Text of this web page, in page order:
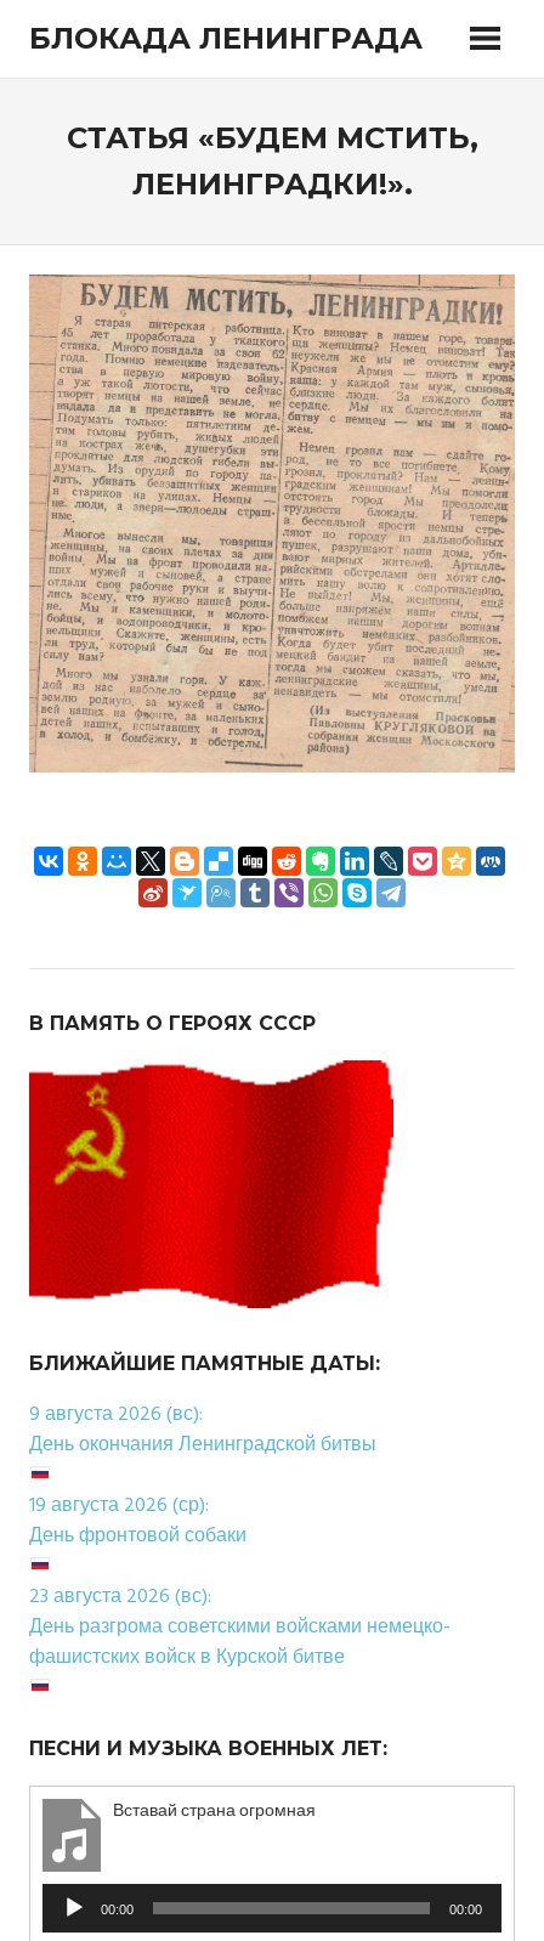
содержимому
БЛОКАДА ЛЕНИНГРАДА
СТАТЬЯ «БУДЕМ МСТИТЬ,
ЛЕНИНГРАДКИ!».
В ПАМЯТЬ О ГЕРОЯХ СССР
БЛИЖАЙШИЕ ПАМЯТНЫЕ ДАТЫ:
9 августа 2026 (вс):
День окончания Ленинградской битвы
19 августа 2026 (ср):
День фронтовой собаки
23 августа 2026 (вс):
День разгрома советскими войсками немецко-
фашистских войск в Курской битве
ПЕСНИ И МУЗЫКА ВОЕННЫХ ЛЕТ:
Вставай страна огромная
Аудиоплеер
00:00 00:00